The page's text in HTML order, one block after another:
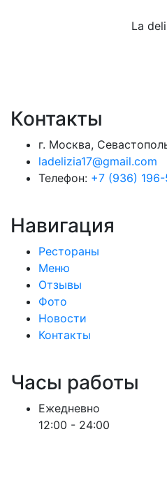
La
Контакты
г. Москва,
ladelizia17@gmail.com
Телефон: +7 (936)
Навигация
Рестораны
Меню
Отзывы
Фото
Новости
Контакты
Часы работы
Ежедневно
12:00 - 24:00